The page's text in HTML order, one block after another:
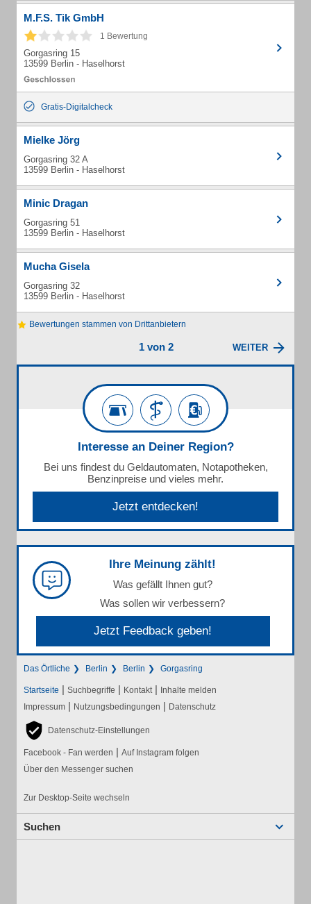
M.F.S. Tik GmbH
1 Bewertung
Gorgasring 15
13599 Berlin - Haselhorst
Gratis-Digitalcheck
Mielke Jörg
Gorgasring 32 A
13599 Berlin - Haselhorst
Minic Dragan
Gorgasring 51
13599 Berlin - Haselhorst
Mucha Gisela
Gorgasring 32
13599 Berlin - Haselhorst
Bewertungen stammen von Drittanbietern
1 von 2 WEITER
Interesse an Deiner Region?
Bei uns findest du Geldautomaten, Notapotheken,
Benzinpreise und vieles mehr.
Jetzt entdecken!
Ihre Meinung zählt!
Was gefällt Ihnen gut?
Was sollen wir verbessern?
Jetzt Feedback geben!
Das Örtliche Berlin Berlin Gorgasring
Startseite | Suchbegriffe | Kontakt | Inhalte melden
Impressum | Nutzungsbedingungen | Datenschutz
Datenschutz-Einstellungen
Facebook - Fan werden | Auf Instagram folgen
Über den Messenger suchen
Zur Desktop-Seite wechseln
Suchen